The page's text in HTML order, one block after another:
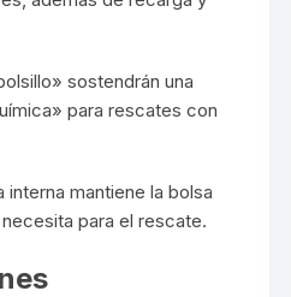
sostendrán una
para rescates con
mantiene la bolsa
para el rescate.